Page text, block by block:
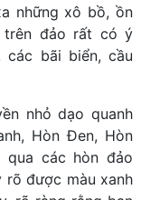
những xô bồ, ồn
trên đảo rất có ý
bãi biển, cầu
nhỏ dạo quanh
Hòn Đen, Hòn
qua các hòn đảo
rõ được màu xanh